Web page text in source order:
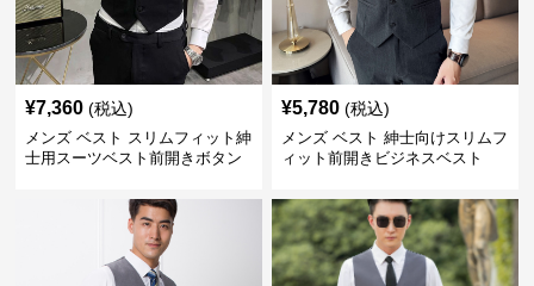
¥7,360 (税込)
メンズ ベスト スリムフィット紳
士用スーツベスト前開きボタン
¥5,780 (税込)
メンズ ベスト 紳士向けスリムフ
ィット前開きビジネスベスト